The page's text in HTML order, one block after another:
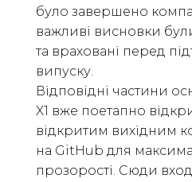
було завершено
важливі висновки
та враховані перед
випуску.
Відповідні частини
X1 вже поетапно
відкритим вихідним
на GitHub для
прозорості. Сюди